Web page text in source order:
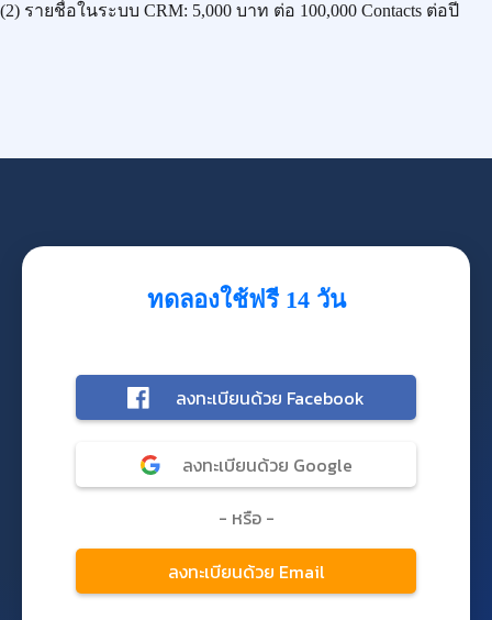
(2) รายชื่อในระบบ CRM: 5,000 บาท ต่อ 100,000 Contacts ต่อปี
ทดลองใช้ฟรี 14 วัน